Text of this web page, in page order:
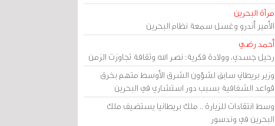
مرآة البحرين
الأمير أندرو وغسل سمعة نظام البحرين
أحمد رضي
رحيل جسدي، وولادة فكرية: نصر الله وثقافة تجاوزت الزمن
وزير بريطاني سابق لشؤون الشرق الأوسط متهم بخرق
قواعد الشفافية بسبب دور استشاري في البحرين
وسط انتقادات للزيارة .. ملك بريطانيا يستضيف ملك
البحرين في وندسور